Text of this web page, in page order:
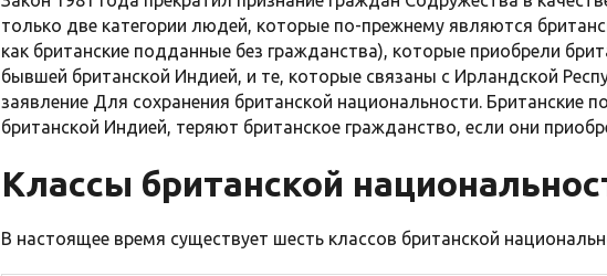
только две категории людей, которые по-прежнему являются
как британские подданные без гражданства), которые приобрели
бывшей британской Индией, и те, которые связаны с Ирландской
заявление Для сохранения британской национальности. Британские
британской Индией, теряют британское гражданство, если они
Классы британской
В настоящее время существует шесть классов британской